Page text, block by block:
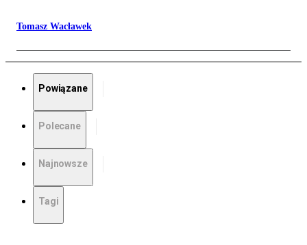
Tomasz Wacławek
Powiązane
Polecane
Najnowsze
Tagi